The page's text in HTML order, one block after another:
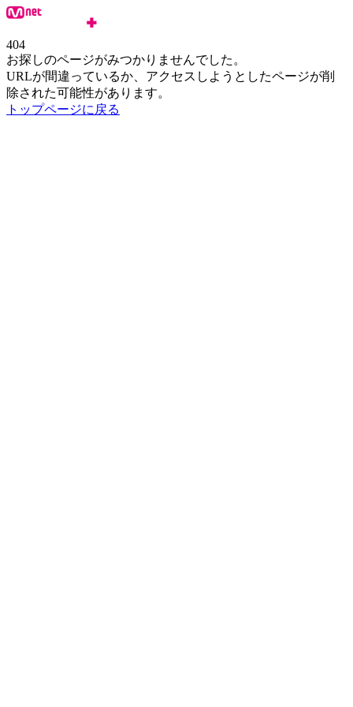
404
お探しのページがみつかりませんでした。
URLが間違っているか、アクセスしようとしたページが削
除された可能性があります。
トップページに戻る